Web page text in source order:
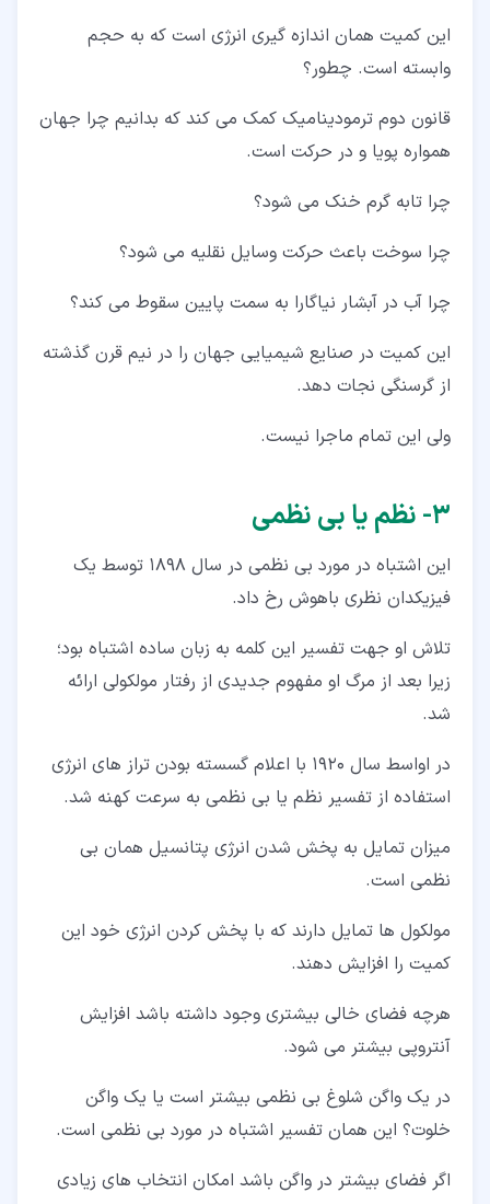
این کمیت همان اندازه گیری انرژی است که به حجم
وابسته است. چطور؟
قانون دوم ترمودینامیک کمک می کند که بدانیم چرا جهان
همواره پویا و در حرکت است.
چرا تابه گرم خنک می شود؟
چرا سوخت باعث حرکت وسایل نقلیه می شود؟
چرا آب در آبشار نیاگارا به سمت پایین سقوط می کند؟
این کمیت در صنایع شیمیایی جهان را در نیم قرن گذشته
از گرسنگی نجات دهد.
ولی این تمام ماجرا نیست.
۳‏- نظم یا بی نظمی
این اشتباه در مورد بی نظمی در سال 1898 توسط یک
فیزیکدان نظری باهوش رخ داد.
تلاش او جهت تفسیر این کلمه به زبان ساده اشتباه بود؛
زیرا بعد از مرگ او مفهوم جدیدی از رفتار مولکولی ارائه
شد.
در اواسط سال 1920 با اعلام گسسته بودن تراز های انرژی
استفاده از تفسیر نظم یا بی نظمی به سرعت کهنه شد.
میزان تمایل به پخش شدن انرژی پتانسیل همان بی
نظمی است.
مولکول ها تمایل دارند که با پخش کردن انرژی خود این
کمیت را افزایش دهند.
هرچه فضای خالی بیشتری وجود داشته باشد افزایش
آنتروپی بیشتر می شود.
در یک واگن شلوغ بی نظمی بیشتر است یا یک واگن
خلوت؟ این همان تفسیر اشتباه در مورد بی نظمی است.
اگر فضای بیشتر در واگن باشد امکان انتخاب های زیادی